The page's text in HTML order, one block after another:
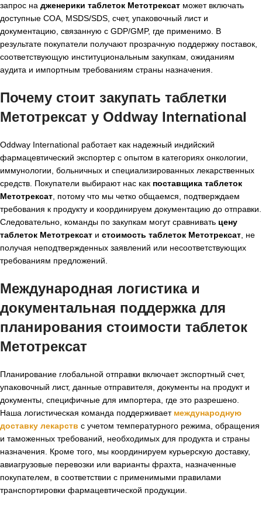
запрос на дженерики таблеток Метотрексат может включать
доступные COA, MSDS/SDS, счет, упаковочный лист и
документацию, связанную с GDP/GMP, где применимо. В
результате покупатели получают прозрачную поддержку поставок,
соответствующую институциональным закупкам, ожиданиям
аудита и импортным требованиям страны назначения.
Почему стоит закупать таблетки
Метотрексат у Oddway International
Oddway International работает как надежный индийский
фармацевтический экспортер с опытом в категориях онкологии,
иммунологии, больничных и специализированных лекарственных
средств. Покупатели выбирают нас как поставщика таблеток
Метотрексат , потому что мы четко общаемся, подтверждаем
требования к продукту и координируем документацию до отправки.
Следовательно, команды по закупкам могут сравнивать цену
таблеток Метотрексат и стоимость таблеток Метотрексат , не
получая неподтвержденных заявлений или несоответствующих
требованиям предложений.
Международная логистика и
документальная поддержка для
планирования стоимости таблеток
Метотрексат
Планирование глобальной отправки включает экспортный счет,
упаковочный лист, данные отправителя, документы на продукт и
документы, специфичные для импортера, где это разрешено.
Наша логистическая команда поддерживает международную
доставку лекарств с учетом температурного режима, обращения
и таможенных требований, необходимых для продукта и страны
назначения. Кроме того, мы координируем курьерскую доставку,
авиагрузовые перевозки или варианты фрахта, назначенные
покупателем, в соответствии с применимыми правилами
транспортировки фармацевтической продукции.